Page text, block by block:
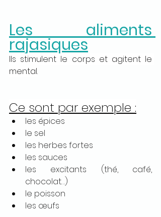
Les aliments
rajasiques
Ils stimulent le corps et agitent le
mental.
Ce sont par exemple :
les épices
le sel
les herbes fortes
les sauces
les excitants (thé, café,
chocolat…)
le poisson
les œufs